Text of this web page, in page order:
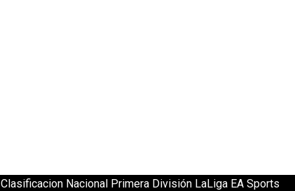
Clasificacion Nacional Primera División LaLiga EA Sports